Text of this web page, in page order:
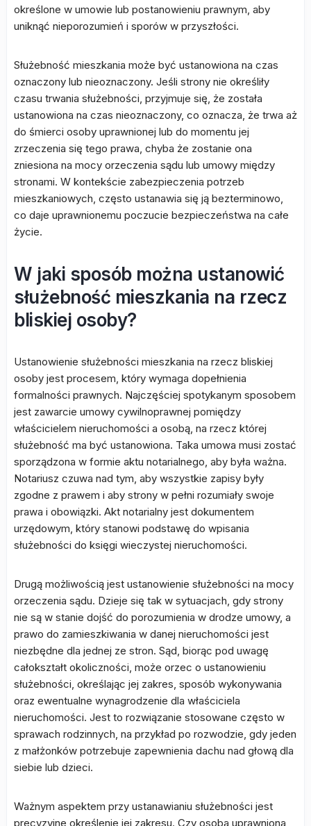
określone w umowie lub postanowieniu prawnym, aby
uniknąć nieporozumień i sporów w przyszłości.
Służebność mieszkania może być ustanowiona na czas
oznaczony lub nieoznaczony. Jeśli strony nie określiły
czasu trwania służebności, przyjmuje się, że została
ustanowiona na czas nieoznaczony, co oznacza, że trwa aż
do śmierci osoby uprawnionej lub do momentu jej
zrzeczenia się tego prawa, chyba że zostanie ona
zniesiona na mocy orzeczenia sądu lub umowy między
stronami. W kontekście zabezpieczenia potrzeb
mieszkaniowych, często ustanawia się ją bezterminowo,
co daje uprawnionemu poczucie bezpieczeństwa na całe
życie.
W jaki sposób można ustanowić
służebność mieszkania na rzecz
bliskiej osoby?
Ustanowienie służebności mieszkania na rzecz bliskiej
osoby jest procesem, który wymaga dopełnienia
formalności prawnych. Najczęściej spotykanym sposobem
jest zawarcie umowy cywilnoprawnej pomiędzy
właścicielem nieruchomości a osobą, na rzecz której
służebność ma być ustanowiona. Taka umowa musi zostać
sporządzona w formie aktu notarialnego, aby była ważna.
Notariusz czuwa nad tym, aby wszystkie zapisy były
zgodne z prawem i aby strony w pełni rozumiały swoje
prawa i obowiązki. Akt notarialny jest dokumentem
urzędowym, który stanowi podstawę do wpisania
służebności do księgi wieczystej nieruchomości.
Drugą możliwością jest ustanowienie służebności na mocy
orzeczenia sądu. Dzieje się tak w sytuacjach, gdy strony
nie są w stanie dojść do porozumienia w drodze umowy, a
prawo do zamieszkiwania w danej nieruchomości jest
niezbędne dla jednej ze stron. Sąd, biorąc pod uwagę
całokształt okoliczności, może orzec o ustanowieniu
służebności, określając jej zakres, sposób wykonywania
oraz ewentualne wynagrodzenie dla właściciela
nieruchomości. Jest to rozwiązanie stosowane często w
sprawach rodzinnych, na przykład po rozwodzie, gdy jeden
z małżonków potrzebuje zapewnienia dachu nad głową dla
siebie lub dzieci.
Ważnym aspektem przy ustanawianiu służebności jest
precyzyjne określenie jej zakresu. Czy osoba uprawniona